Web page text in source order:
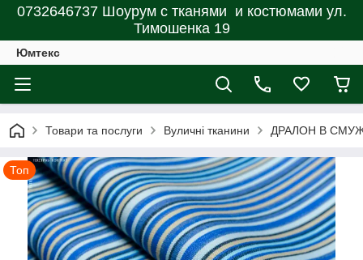
0732646737 Шоурум с тканями и костюмами ул.
Тимошенка 19
Юмтекс
Товари та послуги Вуличні тканини ДРАЛОН В
Топ